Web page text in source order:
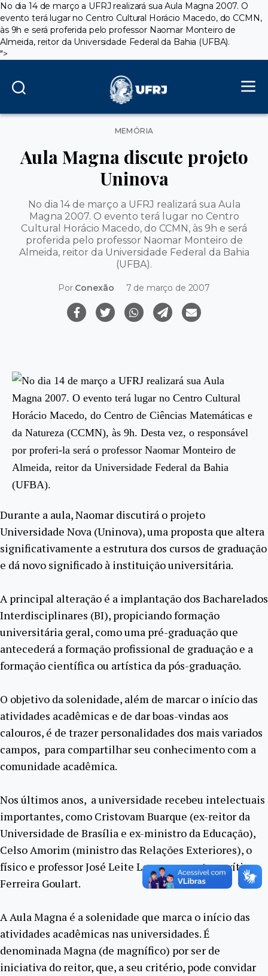
No dia 14 de março a UFRJ realizará sua Aula Magna 2007. O
evento terá lugar no Centro Cultural Horácio Macedo, do CCMN,
às 9h e será proferida pelo professor Naomar Monteiro de
Almeida, reitor da Universidade Federal da Bahia (UFBA).
">
Categorias
MEMÓRIA
Aula Magna discute projeto
Uninova
No dia 14 de março a UFRJ realizará sua Aula
Magna 2007. O evento terá lugar no Centro
Cultural Horácio Macedo, do CCMN, às 9h e será
proferida pelo professor Naomar Monteiro de
Almeida, reitor da Universidade Federal da Bahia
(UFBA).
Por Conexão 7 de março de 2007
No dia 14 de março a UFRJ realizará sua Aula
Magna 2007. O evento terá lugar no Centro Cultural
Horácio Macedo, do Centro de Ciências Matemáticas e
da Natureza (CCMN), às 9h. Desta vez, o responsável
por proferi-la será o professor Naomar Monteiro de
Almeida, reitor da Universidade Federal da Bahia
(UFBA).
Durante a aula, Naomar discutirá o projeto
Universidade Nova (Uninova), uma proposta que altera
significativamente a estrutura dos cursos de graduação
e dá novo significado à instituição universitária.
A principal alteração é a implantação dos Bacharelados
Interdisciplinares (BI), propiciando formação
universitária geral, como uma pré-graduação que
antecederá a formação profissional de graduação e a
formação científica ou artística da pós-graduação.
O objetivo da solenidade, além de marcar o início das
atividades acadêmicas e de dar boas-vindas aos
calouros, é de trazer personalidades dos mais variados
campos, para compartilhar seu conhecimento com a
comunidade acadêmica.
Nos últimos anos, a universidade recebeu intelectuais
importantes, como Cristovam Buarque (ex-reitor da
Universidade de Brasília e ex-ministro da Educação),
Celso Amorim (ministro das Relações Exteriores), o
físico e professor José Leite Lopes e o poeta e crítico
Ferreira Goulart.
A Aula Magna é a solenidade que marca o início das
atividades acadêmicas nas universidades. É
denominada Magna (de magnífico) por ser de
iniciativa do reitor, que, a seu critério, pode convidar